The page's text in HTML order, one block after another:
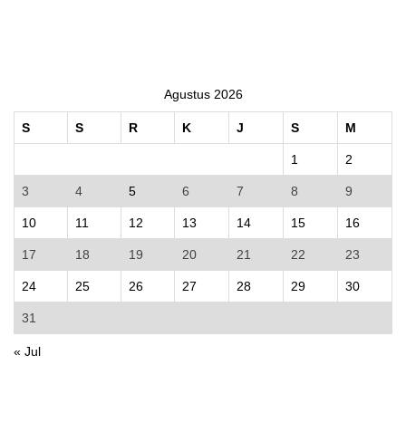
Agustus 2026
S S R K J S M
1 2
3 4 5 6 7 8 9
10 11 12 13 14 15 16
17 18 19 20 21 22 23
24 25 26 27 28 29 30
31
« Jul